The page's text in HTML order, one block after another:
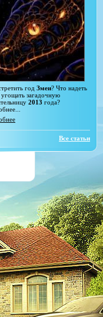
год Змеи? Что надеть
загадочную
2013 года?
Все статьи